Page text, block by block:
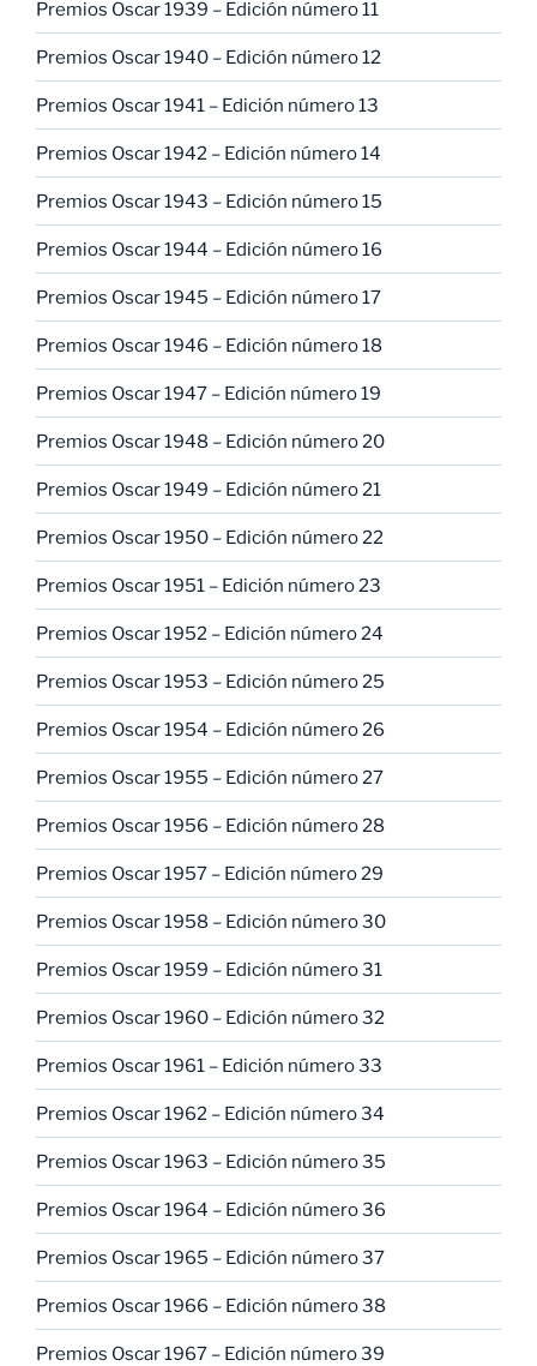
Premios Oscar 1939 – Edición número 11
Premios Oscar 1940 – Edición número 12
Premios Oscar 1941 – Edición número 13
Premios Oscar 1942 – Edición número 14
Premios Oscar 1943 – Edición número 15
Premios Oscar 1944 – Edición número 16
Premios Oscar 1945 – Edición número 17
Premios Oscar 1946 – Edición número 18
Premios Oscar 1947 – Edición número 19
Premios Oscar 1948 – Edición número 20
Premios Oscar 1949 – Edición número 21
Premios Oscar 1950 – Edición número 22
Premios Oscar 1951 – Edición número 23
Premios Oscar 1952 – Edición número 24
Premios Oscar 1953 – Edición número 25
Premios Oscar 1954 – Edición número 26
Premios Oscar 1955 – Edición número 27
Premios Oscar 1956 – Edición número 28
Premios Oscar 1957 – Edición número 29
Premios Oscar 1958 – Edición número 30
Premios Oscar 1959 – Edición número 31
Premios Oscar 1960 – Edición número 32
Premios Oscar 1961 – Edición número 33
Premios Oscar 1962 – Edición número 34
Premios Oscar 1963 – Edición número 35
Premios Oscar 1964 – Edición número 36
Premios Oscar 1965 – Edición número 37
Premios Oscar 1966 – Edición número 38
Premios Oscar 1967 – Edición número 39